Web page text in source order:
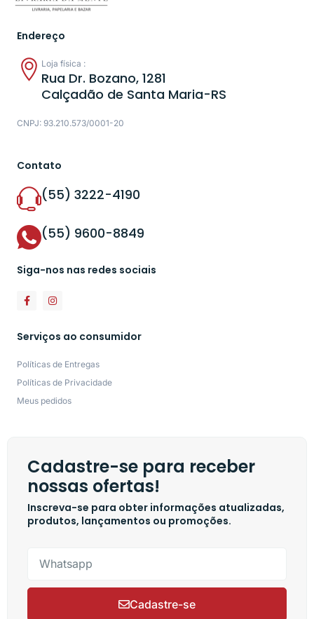
Endereço
Loja física :
Rua Dr. Bozano, 1281
Calçadão de Santa Maria-RS
CNPJ: 93.210.573/0001-20
Contato
(55) 3222-4190
(55) 9600-8849
Siga-nos nas redes sociais
Serviços ao consumidor
Políticas de Entregas
Políticas de Privacidade
Meus pedidos
Cadastre-se para receber
nossas ofertas!
Inscreva-se para obter informações atualizadas,
produtos, lançamentos ou promoções.
Cadastre-se